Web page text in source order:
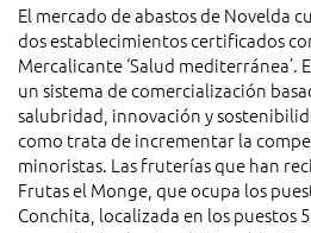
El mercado de abastos de Novelda
dos establecimientos certificados
Mercalicante ‘Salud
un sistema de comercialización
salubridad, innovación y
como trata de incrementar la
minoristas. Las fruterías que han
Frutas el Monge, que ocupa los
Conchita, localizada en los puestos